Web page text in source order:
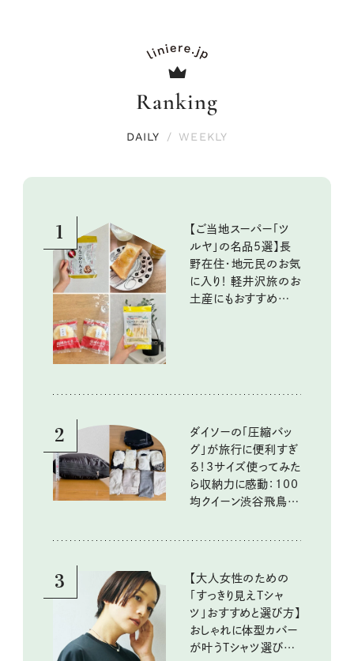
Ranking
DAILY / WEEKLY
1
【ご当地スーパー「ツ
ルヤ」の名品5選】長
野在住・地元民のお気
に入り！ 軽井沢旅のお
土産にもおすすめのお
2
ダイソーの「圧縮バッ
グ」が旅行に便利すぎ
る！3サイズ使ってみた
ら収納力に感動：100
均クイーン渋谷飛鳥の
3
【大人女性のための
「すっきり見えTシャ
ツ」おすすめと選び方】
おしゃれに体型カバー
が叶うTシャツ選びの